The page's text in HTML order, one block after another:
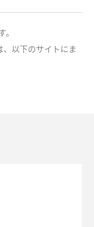
以下のサイトにま